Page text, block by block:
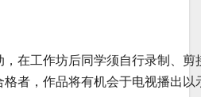
，在工作坊后同学须自行录制、
者，作品将有机会于电视播出以